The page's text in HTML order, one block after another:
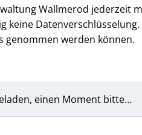
Wallmerod jederzeit
keine
genommen werden können.
einen Moment bitte…